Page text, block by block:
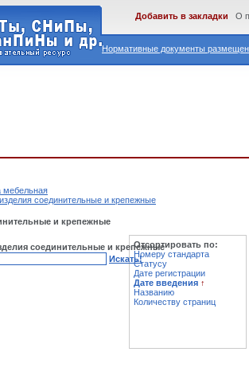
Нормативные документы
Добавить в закладки О
мебельная
соединительные и крепежные
и крепежные
соединительные и крепежные
Искать!
Отсортировать по:
Номеру стандарта
Статусу
Дате регистрации
Дате введения ↑
Названию
Количеству страниц